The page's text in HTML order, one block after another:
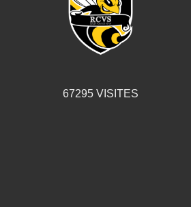
67295VISITES